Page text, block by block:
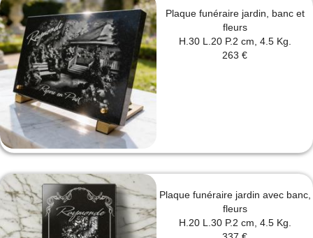
Plaque funéraire jardin, banc et
fleurs
H.30 L.20 P.2 cm, 4.5 Kg.
263 €
Plaque funéraire jardin avec banc,
fleurs
H.20 L.30 P.2 cm, 4.5 Kg.